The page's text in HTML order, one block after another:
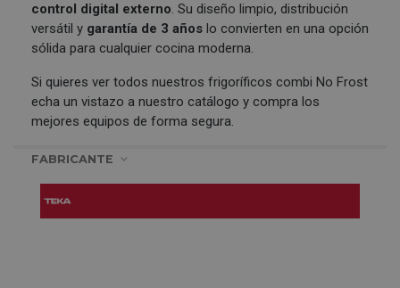
control digital externo. Su diseño limpio, distribución
versátil y garantía de 3 años lo convierten en una opción
sólida para cualquier cocina moderna.
Si quieres ver todos nuestros frigoríficos combi No Frost
echa un vistazo a nuestro catálogo y compra los
mejores equipos de forma segura.
FABRICANTE